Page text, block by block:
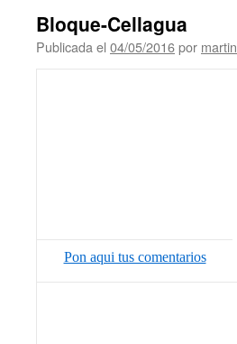
Bloque-Cellagua
Publicada el 04/05/2016por martin
Pon aqui tus comentarios